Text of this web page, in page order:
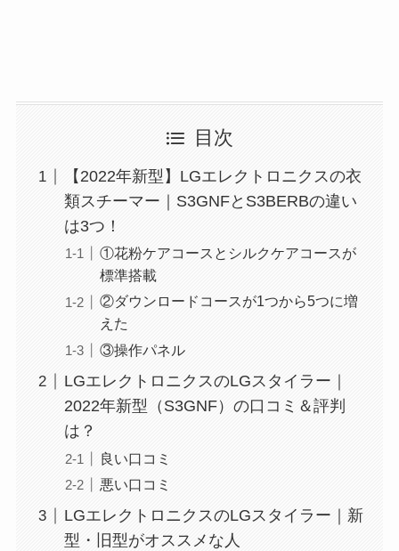
目次
【2022年新型】LGエレクトロニクスの衣
類スチーマー｜S3GNFとS3BERBの違い
は3つ！
①花粉ケアコースとシルクケアコースが
標準搭載
②ダウンロードコースが1つから5つに増
えた
③操作パネル
LGエレクトロニクスのLGスタイラー｜
2022年新型（S3GNF）の口コミ＆評判
は？
良い口コミ
悪い口コミ
LGエレクトロニクスのLGスタイラー｜新
型・旧型がオススメな人